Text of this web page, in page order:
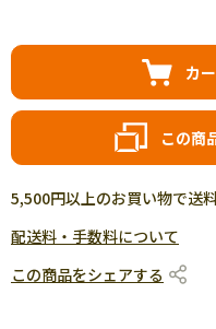
カ
この商
5,500円以上のお買い物で送
配送料・手数料について
この商品をシェアする